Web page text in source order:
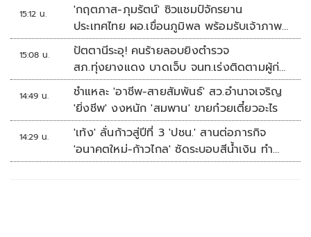
15:12 น.
'กฤตภาส-ภุมรัตน์' ซิวแชมป์จักรยาน
ประเทศไทย ผอ.เขื่อนภูมิพล พร้อมรับเจ้าภาพ
ต่อ ปี 2570
15:08 น.
ปัตตานีระอุ! คนร้ายลอบยิงตำรวจ
สภ.ทุ่งยางแดง บาดเจ็บ จนท.เร่งติดตามผู้ก่อ
เหตุ
14:49 น.
ชำแหละ 'อาชีพ-สายสัมพันธ์' สว.อำนาจเจริญ
'ยิ่งชีพ' งงหนัก 'สมพาน' ขายก๋วยเตี๋ยวอะไร
14:29 น.
'เท้ง' ลั่นก้าวสู่ปีที่ 3 'ปชน.' สานต่อภารกิจ
'อนาคตใหม่-ก้าวไกล' ซัดระบอบสีน้ำเงิน ทำ
หลักนิติรัฐ-นิติธรรมสั่นคลอน